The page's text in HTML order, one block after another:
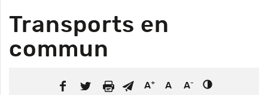
Transports en
commun
A+ A A-